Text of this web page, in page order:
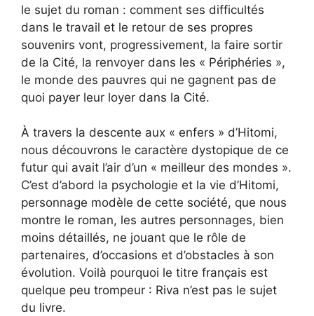
le sujet du roman : comment ses difficultés
dans le travail et le retour de ses propres
souvenirs vont, progressivement, la faire sortir
de la Cité, la renvoyer dans les « Périphéries »,
le monde des pauvres qui ne gagnent pas de
quoi payer leur loyer dans la Cité.
À travers la descente aux « enfers » d’Hitomi,
nous découvrons le caractère dystopique de ce
futur qui avait l’air d’un « meilleur des mondes ».
C’est d’abord la psychologie et la vie d’Hitomi,
personnage modèle de cette société, que nous
montre le roman, les autres personnages, bien
moins détaillés, ne jouant que le rôle de
partenaires, d’occasions et d’obstacles à son
évolution. Voilà pourquoi le titre français est
quelque peu trompeur : Riva n’est pas le sujet
du livre.